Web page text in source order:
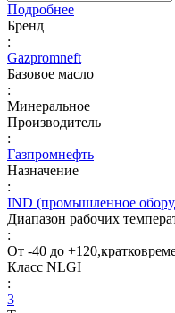
Подробнее
Бренд
:
Gazpromneft
Базовое масло
:
Минеральное
Производитель
:
Газпромнефть
Назначение
:
IND (промышленное
Диапазон рабочих
:
От -40 до
Класс NLGI
:
3